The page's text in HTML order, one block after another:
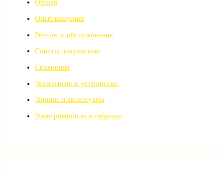
Общая
Опыт владения
Ремонт и обслуживание
Советы покупателю
Сравнения
Технологии и устройство
Тюнинг и аксессуары
Электромобили и гибриды